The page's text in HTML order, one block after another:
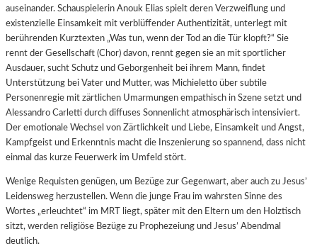
auseinander. Schauspielerin Anouk Elias spielt deren Verzweiflung und
existenzielle Einsamkeit mit verblüffender Authentizität, unterlegt mit
berührenden Kurztexten „Was tun, wenn der Tod an die Tür klopft?“ Sie
rennt der Gesellschaft (Chor) davon, rennt gegen sie an mit sportlicher
Ausdauer, sucht Schutz und Geborgenheit bei ihrem Mann, findet
Unterstützung bei Vater und Mutter, was Michieletto über subtile
Personenregie mit zärtlichen Umarmungen empathisch in Szene setzt und
Alessandro Carletti durch diffuses Sonnenlicht atmosphärisch intensiviert.
Der emotionale Wechsel von Zärtlichkeit und Liebe, Einsamkeit und Angst,
Kampfgeist und Erkenntnis macht die Inszenierung so spannend, dass nicht
einmal das kurze Feuerwerk im Umfeld stört.
Wenige Requisten genügen, um Bezüge zur Gegenwart, aber auch zu Jesus’
Leidensweg herzustellen. Wenn die junge Frau im wahrsten Sinne des
Wortes „erleuchtet“ im MRT liegt, später mit den Eltern um den Holztisch
sitzt, werden religiöse Bezüge zu Prophezeiung und Jesus’ Abendmal
deutlich.